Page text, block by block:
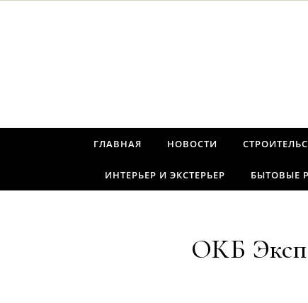
ГЛАВНАЯ НОВОСТИ
ИНТЕРЬЕР И ЭКСТЕРЬЕР БЫТОВЫЕ
ОКБ